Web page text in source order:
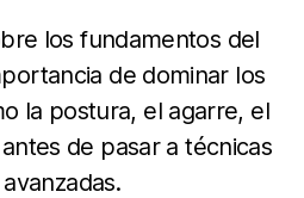
los fundamentos del
de dominar los
la postura, el agarre, el
de pasar a técnicas